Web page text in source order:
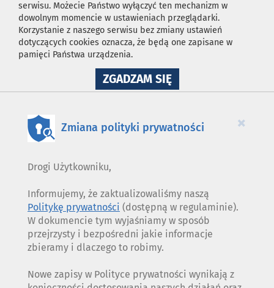
serwisu. Możecie Państwo wyłączyć ten mechanizm w
dowolnym momencie w ustawieniach przeglądarki.
Korzystanie z naszego serwisu bez zmiany ustawień
dotyczących cookies oznacza, że będą one zapisane w
pamięci Państwa urządzenia.
ZGADZAM SIĘNA
WYKORZYSTANIE
×
Zmiana polityki prywatności
Drogi Użytkowniku,
Informujemy, że zaktualizowaliśmy naszą
Politykę prywatności (dostępną w regulaminie).
W dokumencie tym wyjaśniamy w sposób
przejrzysty i bezpośredni jakie informacje
zbieramy i dlaczego to robimy.
Nowe zapisy w Polityce prywatności wynikają z